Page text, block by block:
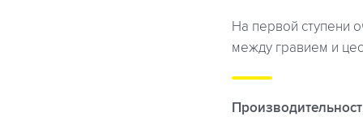
На первой ступени
между гравием и